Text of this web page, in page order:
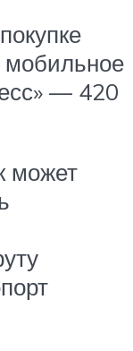
мобильное
— 420
может